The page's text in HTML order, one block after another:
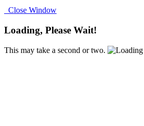
Close Window
Loading, Please Wait!
This may take a second or two.